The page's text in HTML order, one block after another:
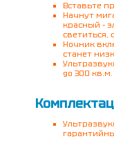
Вставьте
Начнут
красный –
светиться,
Ночник
станет
до 300 кв.м.